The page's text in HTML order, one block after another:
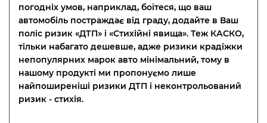
погодніх умов, наприклад, боїтеся, що ваш
автомобіль постраждає від граду, додайте в Ваш
поліс ризик «ДТП» і «Стихійні явища». Теж КАСКО,
тільки набагато дешевше, адже ризики крадіжки
непопулярних марок авто мінімальний, тому в
нашому продукті ми пропонуємо лише
найпоширеніші ризики ДТП і неконтрольований
ризик - стихія.